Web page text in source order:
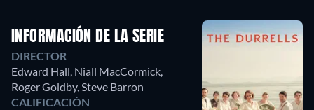
INFORMACIÓN DE LA SERIE
DIRECTOR
Edward Hall, Niall MacCormick,
Roger Goldby,Steve Barron
CALIFICACIÓN